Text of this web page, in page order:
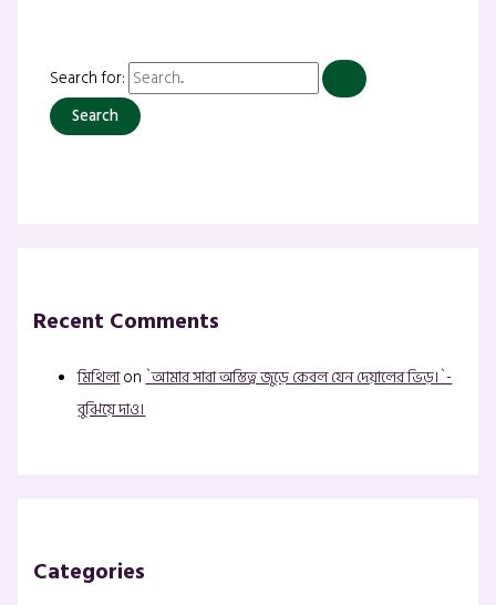
Search for:
Recent Comments
মিথিলাon`আমার সারা অস্তিত্ব জুড়ে কেবল যেন দেয়ালের ভিড়।`-
বুঝিয়ে দাও।
Categories